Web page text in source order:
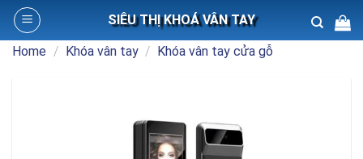
Skip
content
SIÊU THỊ KHOÁ VÂN TAY
Home / Khóa vân tay / Khóa vân tay cửa gỗ